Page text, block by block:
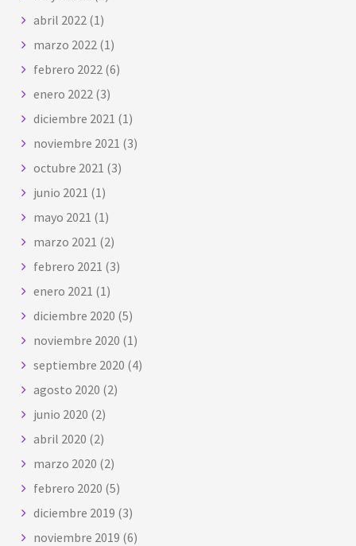
abril 2022 (1)
marzo 2022 (1)
febrero 2022 (6)
enero 2022 (3)
diciembre 2021 (1)
noviembre 2021 (3)
octubre 2021 (3)
junio 2021 (1)
mayo 2021 (1)
marzo 2021 (2)
febrero 2021 (3)
enero 2021 (1)
diciembre 2020 (5)
noviembre 2020 (1)
septiembre 2020 (4)
agosto 2020 (2)
junio 2020 (2)
abril 2020 (2)
marzo 2020 (2)
febrero 2020 (5)
diciembre 2019 (3)
noviembre 2019 (6)